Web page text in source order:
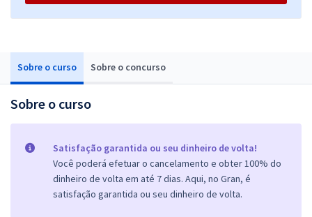
Sobre o curso Sobre o concurso
Sobre o curso
Satisfação garantida ou seu dinheiro de volta!
Você poderá efetuar o cancelamento e obter 100% do
dinheiro de volta em até 7 dias. Aqui, no Gran, é
satisfação garantida ou seu dinheiro de volta.